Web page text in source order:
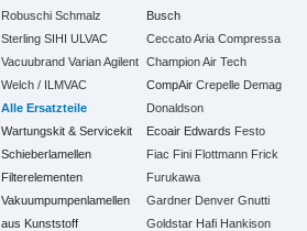
Robuschi Schmalz
Sterling SIHI ULVAC
Vacuubrand Varian Agilent
Welch / ILMVAC
Alle Ersatzteile
Wartungskit & Servicekit
Schieberlamellen
Filterelementen
Vakuumpumpenlamellen
aus Kunststoff
Busch
Ceccato Aria Compressa
Champion Air Tech
CompAir Crepelle Demag
Donaldson
Ecoair Edwards Festo
Fiac Fini Flottmann Frick
Furukawa
Gardner Denver Gnutti
Goldstar Hafi Hankison